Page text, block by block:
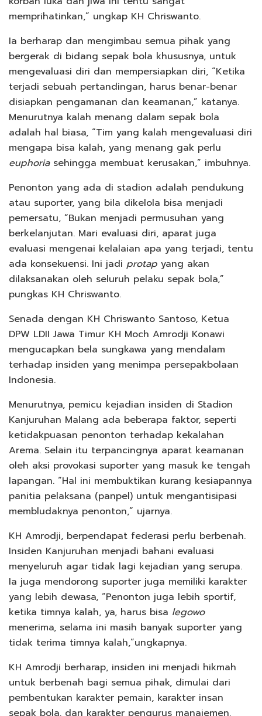
memprihatinkan,” ungkap KH Chriswanto.
Ia berharap dan mengimbau semua pihak yang
bergerak di bidang sepak bola khususnya, untuk
mengevaluasi diri dan mempersiapkan diri, “Ketika
terjadi sebuah pertandingan, harus benar-benar
disiapkan pengamanan dan keamanan,” katanya.
Menurutnya kalah menang dalam sepak bola
adalah hal biasa, “Tim yang kalah mengevaluasi diri
mengapa bisa kalah, yang menang gak perlu
euphoriasehingga membuat kerusakan,” imbuhnya.
Penonton yang ada di stadion adalah pendukung
atau suporter, yang bila dikelola bisa menjadi
pemersatu, “Bukan menjadi permusuhan yang
berkelanjutan. Mari evaluasi diri, aparat juga
evaluasi mengenai kelalaian apa yang terjadi, tentu
ada konsekuensi. Ini jadi protap yang akan
dilaksanakan oleh seluruh pelaku sepak bola,”
pungkas KH Chriswanto.
Senada dengan KH Chriswanto Santoso, Ketua
DPW LDII Jawa Timur KH Moch Amrodji Konawi
mengucapkan bela sungkawa yang mendalam
terhadap insiden yang menimpa persepakbolaan
Indonesia.
Menurutnya, pemicu kejadian insiden di Stadion
Kanjuruhan Malang ada beberapa faktor, seperti
ketidakpuasan penonton terhadap kekalahan
Arema. Selain itu terpancingnya aparat keamanan
oleh aksi provokasi suporter yang masuk ke tengah
lapangan. “Hal ini membuktikan kurang kesiapannya
panitia pelaksana (panpel) untuk mengantisipasi
membludaknya penonton,” ujarnya.
KH Amrodji, berpendapat federasi perlu berbenah.
Insiden Kanjuruhan menjadi bahani evaluasi
menyeluruh agar tidak lagi kejadian yang serupa.
Ia juga mendorong suporter juga memiliki karakter
yang lebih dewasa, “Penonton juga lebih sportif,
ketika timnya kalah, ya, harus bisa legowo
menerima, selama ini masih banyak suporter yang
tidak terima timnya kalah,”ungkapnya.
KH Amrodji berharap, insiden ini menjadi hikmah
untuk berbenah bagi semua pihak, dimulai dari
pembentukan karakter pemain, karakter insan
sepak bola, dan karakter pengurus manajemen.